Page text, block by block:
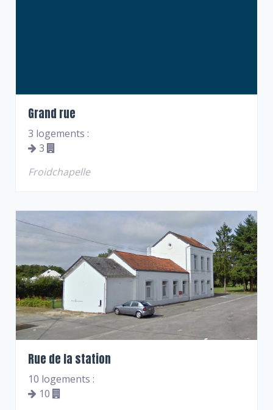
Grand rue
3 logements :
3
Froidchapelle
Rue de la station
10 logements :
10